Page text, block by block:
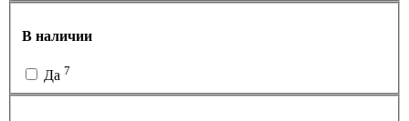
В наличии
Да 7